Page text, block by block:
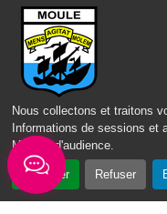
Nous collectons et traitons
Informations de sessions et
Mesure d'audience.
Accepter Refuser